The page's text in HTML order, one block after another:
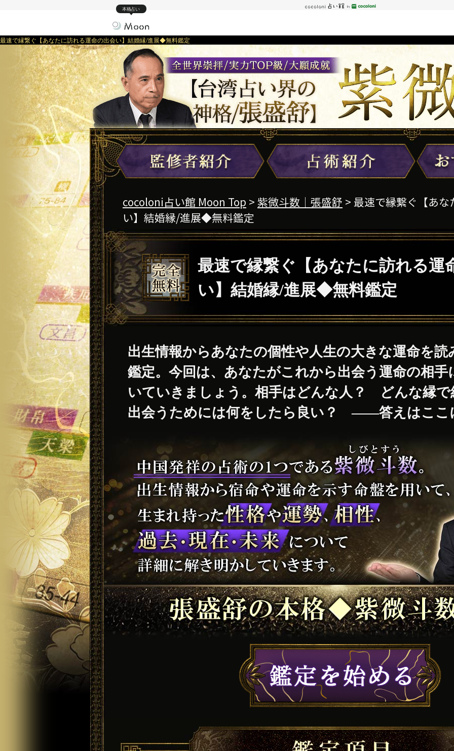
本格占い
最速で縁繋ぐ【あなたに訪れる運命の出会い】結婚縁/進展◆無料鑑定
cocoloni占い館 Moon Top > 紫微斗数｜張盛舒 > 最速で縁繋ぐ【あ
い】結婚縁/進展◆無料鑑定
最速で縁繋ぐ【あなたに訪れる運
い】結婚縁/進展◆無料鑑定
出生情報からあなたの個性や人生の大きな運命を読
鑑定。今回は、あなたがこれから出会う運命の相手
いていきましょう。相手はどんな人？ どんな縁
出会うためには何をしたら良い？ ――答えはここ